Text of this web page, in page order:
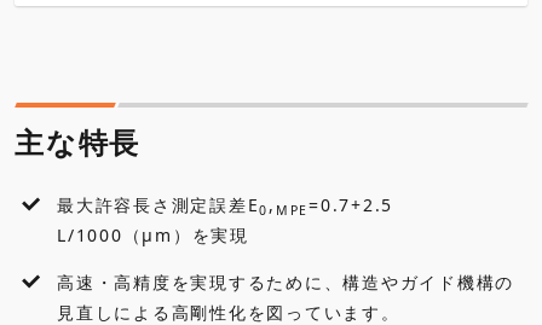
仕様
外観寸法図
各種ダウンロード
アクセサリ・オプション
主な特長
最大許容長さ測定誤差E0 , MPE=0.7+2.5
L/1000（μm）を実現
高速・高精度を実現するために、構造やガイド機構の
見直しによる高剛性化を図っています。